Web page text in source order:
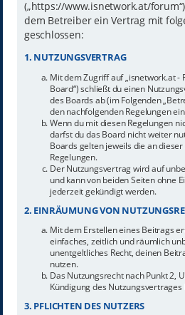
(„https://www.isnetwork.at/
dem Betreiber ein Vertrag mit
geschlossen:
1. NUTZUNGSVERTRAG
Mit dem Zugriff auf „isnetwork.at -
Board“) schließt du einen
des Boards ab (im Folgenden
den nachfolgenden Regelungen
Wenn du mit diesen Regelungen
darfst du das Board nicht weiter
Boards gelten jeweils die an
Regelungen.
Der Nutzungsvertrag wird auf
und kann von beiden Seiten ohne
jederzeit gekündigt werden.
2. EINRÄUMUNG VON
Mit dem Erstellen eines Beitrags
einfaches, zeitlich und räumlich
unentgeltliches Recht, deinen
nutzen.
Das Nutzungsrecht nach Punkt 2,
Kündigung des Nutzungsvertrages
3. PFLICHTEN DES NUTZERS